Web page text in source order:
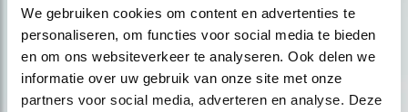
We gebruiken cookies om content en advertenties te
personaliseren, om functies voor social media te bieden
en om ons websiteverkeer te analyseren. Ook delen we
informatie over uw gebruik van onze site met onze
partners voor social media, adverteren en analyse. Deze